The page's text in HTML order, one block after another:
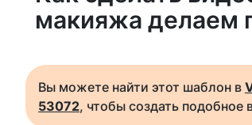
макияжа делаем
Вы можете найти этот шаблон в
53072, чтобы создать подобное